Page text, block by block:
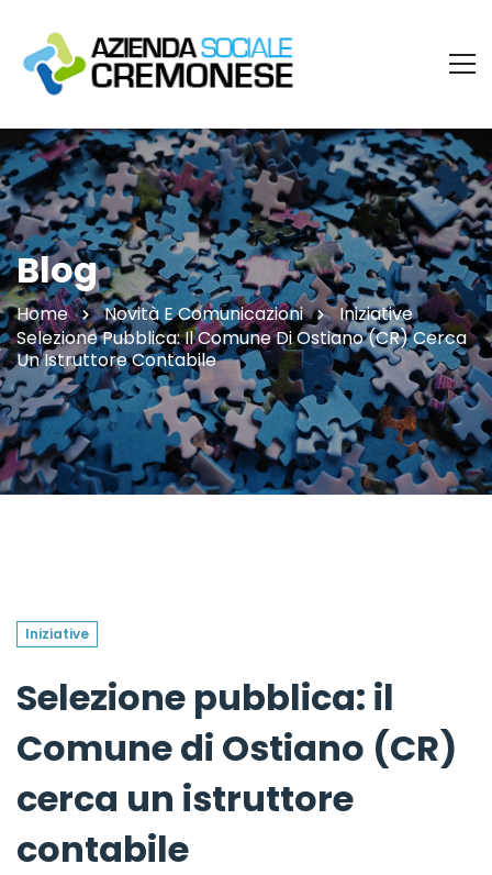
Blog
Home Novità E Comunicazioni
Iniziative
Selezione Pubblica: Il Comune Di Ostiano (CR) Cerca
Un Istruttore Contabile
Iniziative
Selezione pubblica: il
Comune di Ostiano (CR)
cerca un istruttore
contabile